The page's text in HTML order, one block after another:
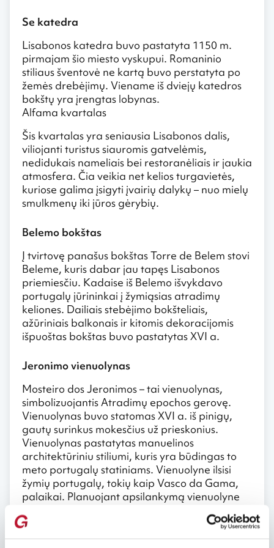
Se katedra
Lisabonos katedra buvo pastatyta 1150 m.
pirmajam šio miesto vyskupui. Romaninio
stiliaus šventovė ne kartą buvo perstatyta po
žemės drebėjimų. Viename iš dviejų katedros
bokštų yra įrengtas lobynas.
Alfama kvartalas
Šis kvartalas yra seniausia Lisabonos dalis,
viliojanti turistus siauromis gatvelėmis,
nedidukais nameliais bei restoranėliais ir jaukia
atmosfera. Čia veikia net kelios turgavietės,
kuriose galima įsigyti įvairių dalykų – nuo mielų
smulkmenų iki jūros gėrybių.
Belemo bokštas
Į tvirtovę panašus bokštas Torre de Belem stovi
Beleme, kuris dabar jau tapęs Lisabonos
priemiesčiu. Kadaise iš Belemo išvykdavo
portugalų jūrininkai į žymiąsias atradimų
keliones. Dailiais stebėjimo bokšteliais,
ažūriniais balkonais ir kitomis dekoracijomis
išpuoštas bokštas buvo pastatytas XVI a.
Jeronimo vienuolynas
Mosteiro dos Jeronimos – tai vienuolynas,
simbolizuojantis Atradimų epochos gerovę.
Vienuolynas buvo statomas XVI a. iš pinigų,
gautų surinkus mokesčius už prieskonius.
Vienuolynas pastatytas manuelinos
architektūriniu stiliumi, kuris yra būdingas to
meto portugalų statiniams. Vienuolyne ilsisi
žymių portugalų, tokių kaip Vasco da Gama,
palaikai. Planuojant apsilankymą vienuolyne
Portugalijoje, tad ir turistų čia būna į valias.